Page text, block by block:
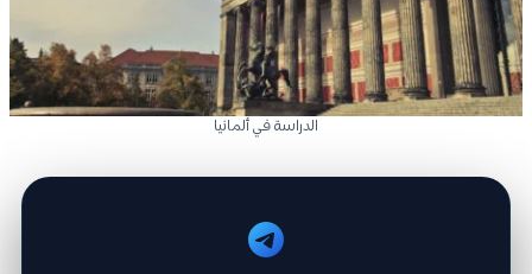
الدراسة في ألمانيا